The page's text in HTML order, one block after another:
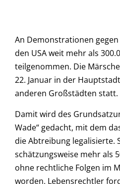
An Demonstrationen
den USA weit mehr als
teilgenommen. Die
22. Januar in der
anderen Großstädten statt.
Damit wird des
Wade“ gedacht, mit dem
die Abtreibung legalisierte.
schätzungsweise mehr als
ohne rechtliche Folgen im
worden. Lebensrechtler